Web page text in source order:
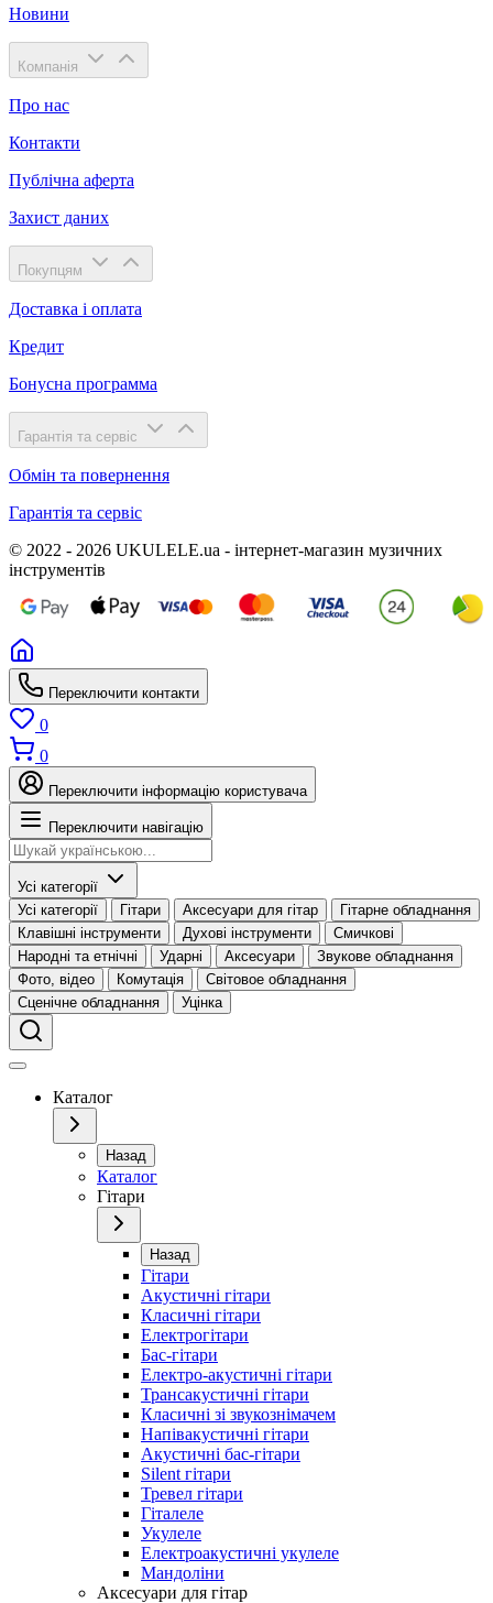
Новини
Компанія
Про нас
Контакти
Публічна аферта
Захист даних
Покупцям
Доставка і оплата
Кредит
Бонусна программа
Гарантія та сервіс
Обмін та повернення
Гарантія та сервіс
© 2022 - 2026 UKULELE.ua - інтернет-магазин музичних
інструментів
Переключити контакти
0
0
Переключити інформацію користувача
Переключити навігацію
Усі категорії
Усі категорії
Гітари Аксесуари для гітар
Гітарне обладнання
Клавішні інструменти
Духові інструменти
Смичкові
Народні та етнічні
Ударні Аксесуари
Звукове обладнання
Фото, відео
Комутація
Світовое обладнання
Сценічне обладнання
Уцінка
Каталог
Назад
Каталог
Гітари
Назад
Гітари
Акустичні гітари
Класичні гітари
Електрогітари
Бас-гітари
Електро-акустичні гітари
Трансакустичні гітари
Класичні зі звукознімачем
Напівакустичні гітари
Акустичні бас-гітари
Silent гітари
Тревел гітари
Гіталеле
Укулеле
Електроакустичні укулеле
Мандоліни
Аксесуари для гітар